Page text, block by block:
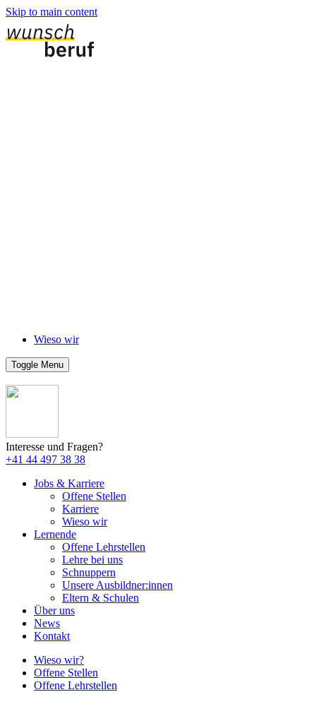
Skip to main content
Wieso wir
Toggle Menu
Interesse und Fragen?
+41 44 497 38 38
Jobs & Karriere
Offene Stellen
Karriere
Wieso wir
Lernende
Offene Lehrstellen
Lehre bei uns
Schnuppern
Unsere Ausbildner:innen
Eltern & Schulen
Über uns
News
Kontakt
Wieso wir?
Offene Stellen
Offene Lehrstellen